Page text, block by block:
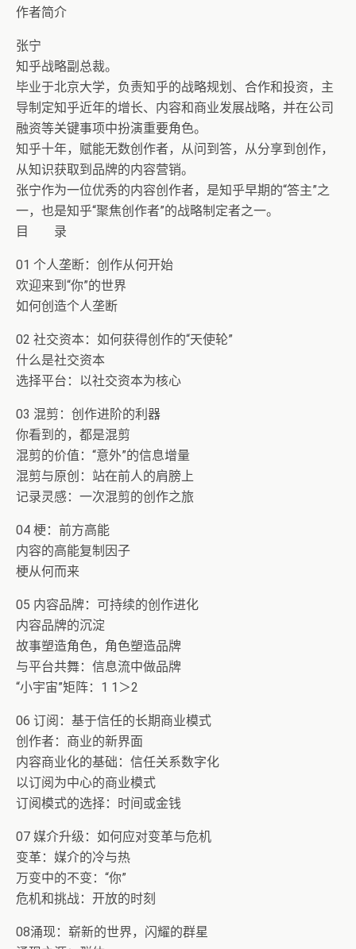
作者简介
张宁
知乎战略副总裁。
毕业于北京大学，负责知乎的战略规划、合作和投资，主
导制定知乎近年的增长、内容和商业发展战略，并在公司
融资等关键事项中扮演重要角色。
知乎十年，赋能无数创作者，从问到答，从分享到创作，
从知识获取到品牌的内容营销。
张宁作为一位优秀的内容创作者，是知乎早期的“答主”之
一，也是知乎“聚焦创作者”的战略制定者之一。
目 录
01 个人垄断：创作从何开始
欢迎来到“你”的世界
如何创造个人垄断
02 社交资本：如何获得创作的“天使轮”
什么是社交资本
选择平台：以社交资本为核心
03 混剪：创作进阶的利器
你看到的，都是混剪
混剪的价值：“意外”的信息增量
混剪与原创：站在前人的肩膀上
记录灵感：一次混剪的创作之旅
04 梗：前方高能
内容的高能复制因子
梗从何而来
05 内容品牌：可持续的创作进化
内容品牌的沉淀
故事塑造角色，角色塑造品牌
与平台共舞：信息流中做品牌
“小宇宙”矩阵：1 1＞2
06 订阅：基于信任的长期商业模式
创作者：商业的新界面
内容商业化的基础：信任关系数字化
以订阅为中心的商业模式
订阅模式的选择：时间或金钱
07 媒介升级：如何应对变革与危机
变革：媒介的冷与热
万变中的不变：“你”
危机和挑战：开放的时刻
08涌现：崭新的世界，闪耀的群星